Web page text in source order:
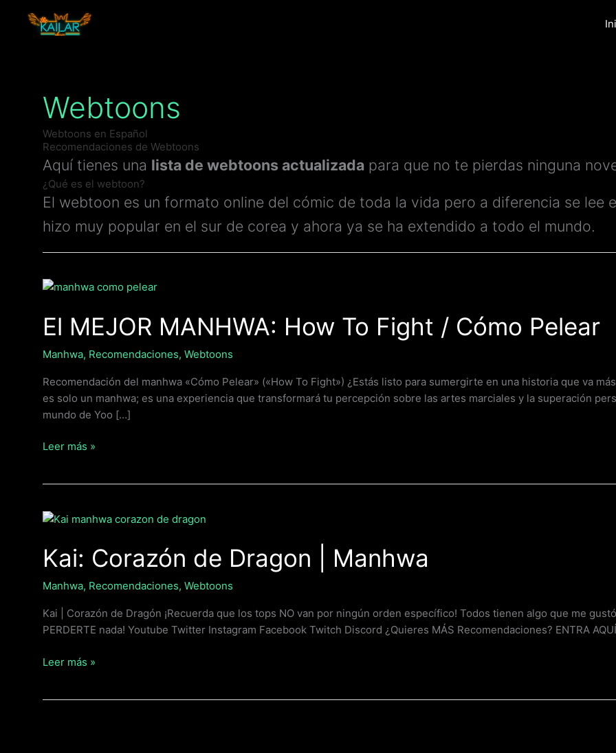
contenido
Webtoons
Webtoons en Español
Recomendaciones de Webtoons
Aquí tienes una lista de webtoons actualizada para que no te pierdas ninguna
¿Qué es el webtoon?
El webtoon es un formato online del cómic de toda la vida pero a diferencia se lee
hizo muy popular en el sur de corea y ahora ya se ha extendido a todo el mundo.
El MEJOR MANHWA: How To Fight / Cómo Pelear
Manhwa, Recomendaciones, Webtoons
Recomendación del manhwa «Cómo Pelear» («How To Fight») ¿Estás listo para sumergirte en una historia que va
es solo un manhwa; es una experiencia que transformará tu percepción sobre las artes marciales y la superación
mundo de Yoo […]
El
MANHWA:
How
To
/
Cómo
Pelear
Leer más »
Kai: Corazón de Dragon | Manhwa
Manhwa, Recomendaciones, Webtoons
Kai | Corazón de Dragón ¡Recuerda que los tops NO van por ningún orden específico! Todos tienen algo que me
PERDERTE nada! Youtube Twitter Instagram Facebook Twitch Discord ¿Quieres MÁS Recomendaciones? ENTRA AQUÍ
Kai:
de
Dragon
|
Leer más »